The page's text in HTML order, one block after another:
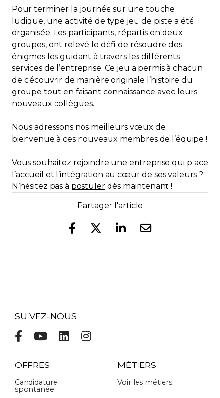
Pour terminer la journée sur une touche
ludique, une activité de type jeu de piste a été
organisée. Les participants, répartis en deux
groupes, ont relevé le défi de résoudre des
énigmes les guidant à travers les différents
services de l’entreprise. Ce jeu a permis à chacun
de découvrir de manière originale l’histoire du
groupe tout en faisant connaissance avec leurs
nouveaux collègues.
Nous adressons nos meilleurs vœux de
bienvenue à ces nouveaux membres de l’équipe !
Vous souhaitez rejoindre une entreprise qui place
l’accueil et l’intégration au cœur de ses valeurs ?
N’hésitez pas à postulerdès maintenant !
Partager l'article
SUIVEZ-NOUS
OFFRES
Candidature
spontanée
MÉTIERS
Voir les métiers